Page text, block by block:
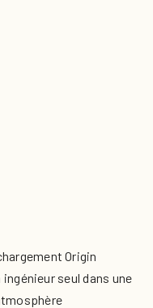
Origin
seul dans une